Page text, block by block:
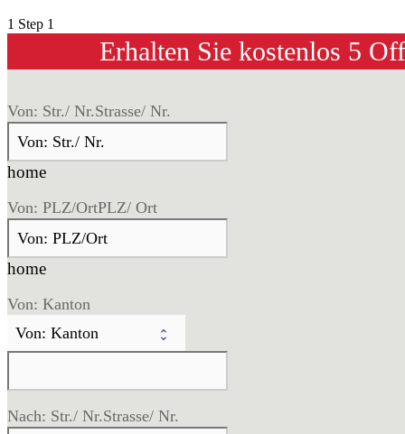
1 Step 1
Erhalten Sie kostenlos 5
Von: Str./ Nr.Strasse/ Nr.
home
Von: PLZ/OrtPLZ/ Ort
home
Von: Kanton
Nach: Str./ Nr.Strasse/ Nr.